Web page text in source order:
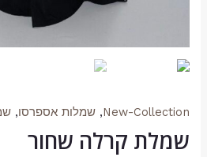
New-Collection
,שמלות אספרסו,
שמלת קרלה שחור